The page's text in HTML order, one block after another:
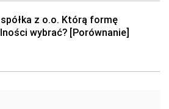
spółka z o.o. Którą formę
wybrać? [Porównanie]